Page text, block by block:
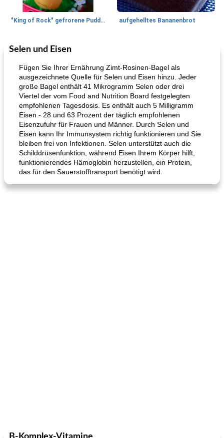
"King of Rock" gefrorene Pudding Pops aufgehelltes Bananenbrot
Mittagessen / Snacks
Hühnchen, Süßkartoffelsuppe
Selen und Eisen
Fügen Sie Ihrer Ernährung Zimt-Rosinen-Bagel als
ausgezeichnete Quelle für Selen und Eisen hinzu. Jeder
große Bagel enthält 41 Mikrogramm Selen oder drei
Viertel der vom Food and Nutrition Board festgelegten
empfohlenen Tagesdosis. Es enthält auch 5 Milligramm
Eisen - 28 und 63 Prozent der täglich empfohlenen
Eisenzufuhr für Frauen und Männer. Durch Selen und
Eisen kann Ihr Immunsystem richtig funktionieren und Sie
bleiben frei von Infektionen. Selen unterstützt auch die
Schilddrüsenfunktion, während Eisen Ihrem Körper hilft,
funktionierendes Hämoglobin herzustellen, ein Protein,
das für den Sauerstofftransport benötigt wird.